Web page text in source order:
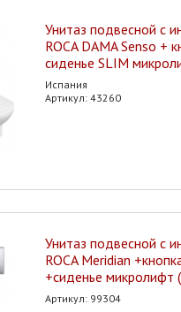
Унитаз подвесной с
ROCA DAMA Senso +
сиденье SLIM
Испания
Артикул: 43260
Унитаз подвесной с
ROCA Meridian
+сиденье
Артикул: 99304